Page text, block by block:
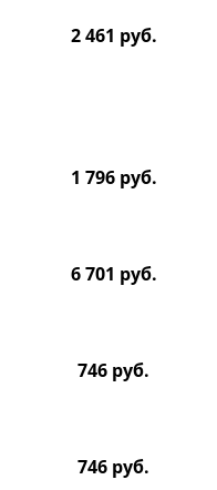
2 461 руб.
1 796 руб.
6 701 руб.
746 руб.
746 руб.